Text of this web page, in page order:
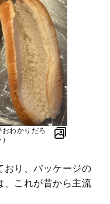
わかりだろ
おり、パッケージの
、これが昔から主流